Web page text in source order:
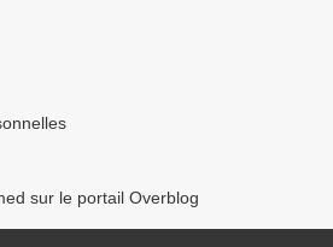
sur le portail Overblog